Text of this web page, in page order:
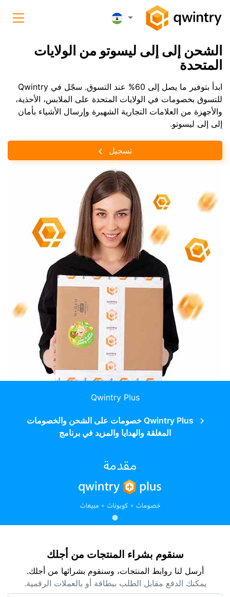
الشحن إلى إلى ليسوتو من الولايات
المتحدة
ابدأ بتوفير ما يصل إلى 60% عند التسوق. سجّل في Qwintry
للتسوق بخصومات في الولايات المتحدة على الملابس، الأحذية،
والأجهزة من العلامات التجارية الشهيرة وإرسال الأشياء بأمان
إلى إلى ليسوتو.
تسجيل
Qwintry Plus
Qwintry Plus خصومات على الشحن والخصومات
المغلقة والهدايا والمزيد في برنامج
سنقوم بشراء المنتجات من أجلك
أرسل لنا روابط المنتجات، وسنقوم بشرائها من أجلك.
يمكنك الدفع مقابل الطلب ببطاقة أو بالعملات الرقمية.